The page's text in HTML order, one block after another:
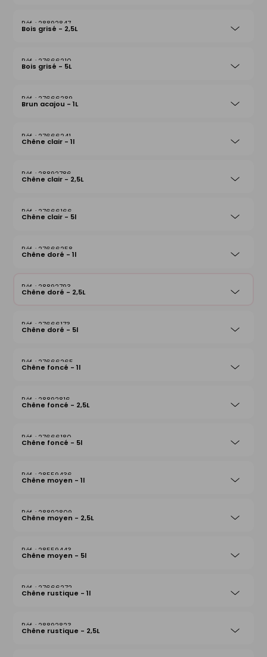
28892847
Bois grisé - 2,5L
27666210
Bois grisé - 5L
27666289
Brun acajou - 1L
27666241
Chêne clair - 1l
28892786
Chêne clair - 2,5L
27666166
Chêne clair - 5l
27666258
Chêne doré - 1l
28892793
Chêne doré - 2,5L
27666173
Chêne doré - 5l
27666265
Chêne foncé - 1l
28892816
Chêne foncé - 2,5L
27666180
Chêne foncé - 5l
28559436
Chêne moyen - 1l
28892809
Chêne moyen - 2,5L
28559443
Chêne moyen - 5l
27666272
Chêne rustique - 1l
28892823
Chêne rustique - 2,5L